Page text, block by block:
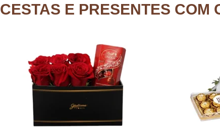
CESTAS E PRESENTES COM